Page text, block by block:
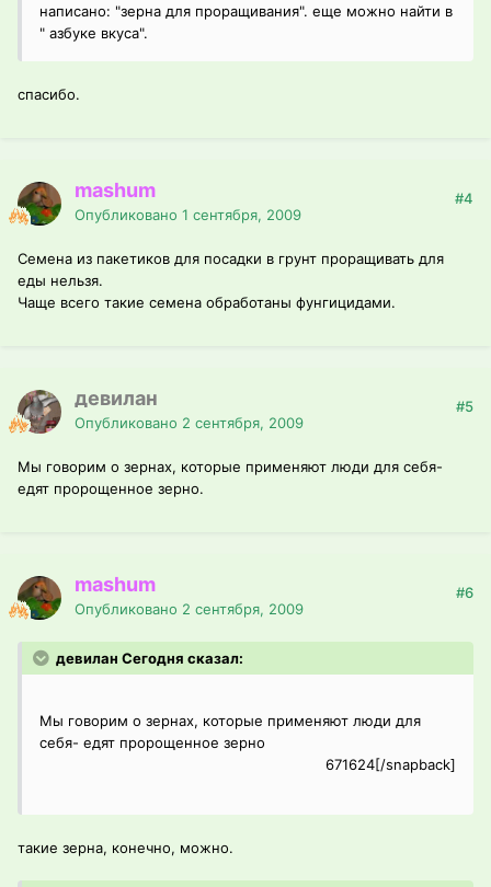
написано: "зерна для проращивания". еще можно найти в
" азбуке вкуса".
спасибо.
mashum
Опубликовано 1 сентября, 2009
#4
Семена из пакетиков для посадки в грунт проращивать для
еды нельзя.
Чаще всего такие семена обработаны фунгицидами.
девилан
Опубликовано 2 сентября, 2009
#5
Мы говорим о зернах, которые применяют люди для себя-
едят пророщенное зерно.
mashum
Опубликовано 2 сентября, 2009
#6
девилан Сегодня сказал:
Мы говорим о зернах, которые применяют люди для
себя- едят пророщенное зерно
671624[/snapback]
такие зерна, конечно, можно.